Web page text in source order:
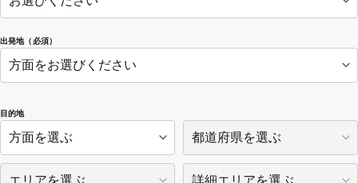
出発地（必須）
目的地